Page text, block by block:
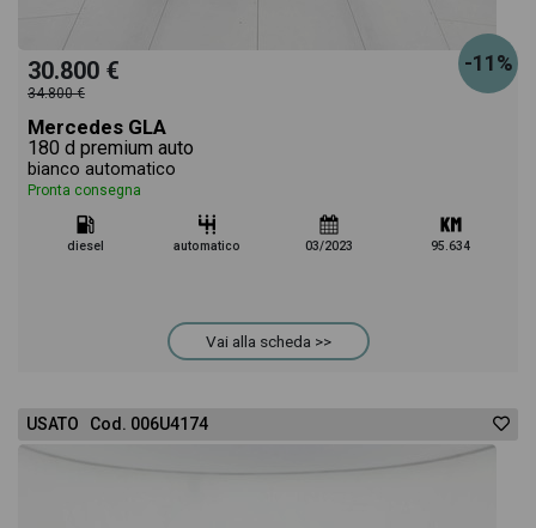
-11%
30.800 €
34.800 €
Mercedes GLA
180 d premium auto
bianco automatico
Pronta consegna
diesel automatico 03/2023 95.634
Vai alla scheda >>
USATO Cod. 006U4174